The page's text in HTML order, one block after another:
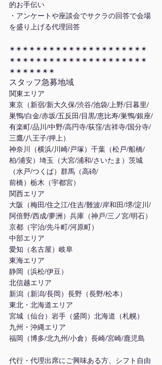
的お手伝い
・アンケートや座談会でサクラの回答で会場
を盛り上げる代理回答
✴︎✴︎✴︎✴︎✴︎✴︎✴︎✴︎✴︎✴︎✴︎✴︎✴︎✴︎✴︎✴︎✴︎✴︎✴︎✴︎✴︎
✴︎✴︎✴︎✴︎✴︎✴︎✴︎✴︎✴︎✴︎✴︎✴︎✴︎✴︎✴︎✴︎✴︎✴︎✴︎✴︎✴︎
✴︎✴︎✴︎✴︎✴︎✴︎✴︎
スタッフ急募地域
関東エリア
東京（新宿/新大久保/渋谷/池袋/上野/日暮里/
巣鴨/白金/赤坂/五反田/目黒/恵比寿/巣鴨/銀座/
有楽町/品川/中野/高円寺/荻窪/吉祥寺/国分寺/
三鷹/八王子/押上）
神奈川（横浜/川崎/戸塚）千葉（松戸/船橋/
柏/浦安）埼玉（大宮/浦和/さいたま）茨城
（水戸/つくば）群馬（高碕/
前橋）栃木（宇都宮）
関西エリア
大阪（梅田/住之江/住吉/難波/岸和田/堺/淀川/
阿倍野/西成/夢洲）兵庫（神戸/三ノ宮/明石）
京都（宇治/先斗町/河原町）
中部エリア
愛知（名古屋）岐阜
東海エリア
静岡（浜松/伊豆）
北信越エリア
新潟（新潟/長岡）長野（長野/松本）
東北・北海道エリア
宮城（仙台）岩手（盛岡）北海道（札幌）
九州・沖縄エリア
福岡（博多/北九州/小倉）長崎/宮崎/鹿児島
代行・代理出席にご興味ある方、シフト自由